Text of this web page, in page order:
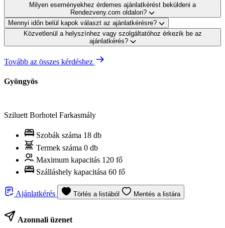
Milyen eseményekhez érdemes ajánlatkérést beküldeni a
Rendezveny.com oldalon?
Mennyi időn belül kapok választ az ajánlatkérésre?
Közvetlenül a helyszínhez vagy szolgáltatóhoz érkezik be az
ajánlatkérés?
Tovább az összes kérdéshez
Gyöngyös
Sziluett Borhotel Farkasmály
Szobák száma 18 db
Termek száma 0 db
Maximum kapacitás 120 fő
Szálláshely kapacitása 60 fő
Ajánlatkérés Törlés a listából Mentés a listára
Azonnali üzenet